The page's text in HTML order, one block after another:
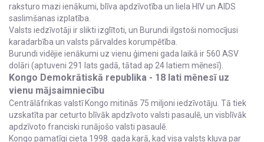
raksturo mazi ienākumi, blīva apdzīvotība un liela HIV un AIDS
saslimšanas izplatība.
Valsts iedzīvotāji ir slikti izglītoti, un Burundi ilgstoši nomocījusi
karadarbība un valsts pārvaldes korumpētība.
Burundi vidējie ienākumi uz vienu ģimeni gada laikā ir 560 ASV
dolāri (aptuveni 291 lats gadā, tātad ap 24 latiem mēnesī).
Kongo Demokrātiskā republika - 18 lati mēnesī uz
vienu mājsaimniecību
Centrālāfrikas valstī Kongo mitinās 75 miljoni iedzīvotāju. Tā tiek
uzskatīta par ceturto blīvāk apdzīvoto valsti pasaulē, un visblīvāk
apdzīvoto franciski runājošo valsti pasaulē.
Kongo pamatīgi cieta 1998. gada karā, kad visa valsts kļuva par